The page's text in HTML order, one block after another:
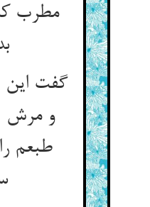
مطرب
بدست
گفت این
و
طبعم
سرش